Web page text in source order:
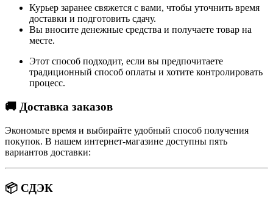
Курьер заранее свяжется с вами, чтобы уточнить время
доставки и подготовить сдачу.
Вы вносите денежные средства и получаете товар на
месте.
Этот способ подходит, если вы предпочитаете
традиционный способ оплаты и хотите контролировать
процесс.
🚚 Доставка заказов
Экономьте время и выбирайте удобный способ получения
покупок. В нашем интернет-магазине доступны пять
вариантов доставки:
📦 СДЭК